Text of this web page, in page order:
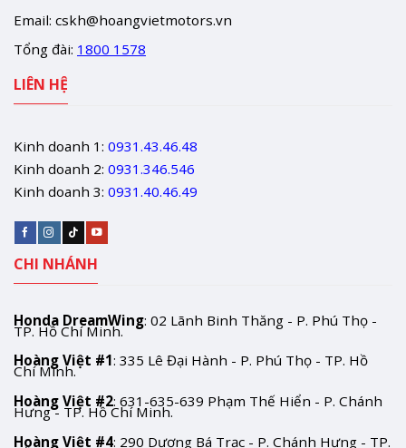
Email: cskh@hoangvietmotors.vn
Tổng đài: 1800 1578
LIÊN HỆ
Kinh doanh 1: 0931.43.46.48
Kinh doanh 2: 0931.346.546
Kinh doanh 3: 0931.40.46.49
CHI NHÁNH
Honda DreamWing: 02 Lãnh Binh Thăng - P. Phú Thọ -
TP. Hồ Chí Minh.
Hoàng Việt #1: 335 Lê Đại Hành - P. Phú Thọ - TP. Hồ
Chí Minh.
Hoàng Việt #2: 631-635-639 Phạm Thế Hiển - P. Chánh
Hưng - TP. Hồ Chí Minh.
Hoàng Việt #4: 290 Dương Bá Trạc - P. Chánh Hưng - TP.